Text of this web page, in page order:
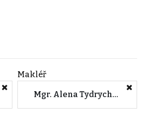
Makléř
Mgr. Alena Tydrychová (M&M reality)